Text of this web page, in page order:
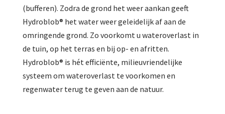
(bufferen). Zodra de grond het weer aankan geeft
Hydroblob® het water weer geleidelijk af aan de
omringende grond. Zo voorkomt u wateroverlast in
de tuin, op het terras en bij op- en afritten.
Hydroblob® is hét efficiënte, milieuvriendelijke
systeem om wateroverlast te voorkomen en
regenwater terug te geven aan de natuur.